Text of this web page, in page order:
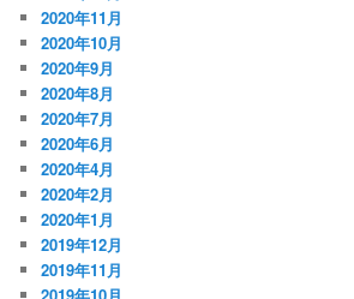
2020年11月
2020年10月
2020年9月
2020年8月
2020年7月
2020年6月
2020年4月
2020年2月
2020年1月
2019年12月
2019年11月